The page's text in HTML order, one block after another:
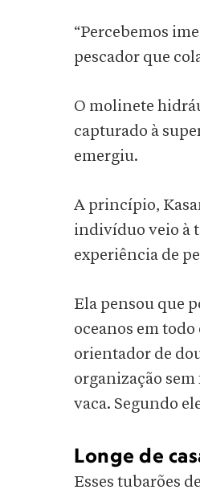
“Percebemos
pescador que
O molinete
capturado à
emergiu.
A princípio,
indivíduo veio à
experiência de
Ela pensou que
oceanos em
orientador de
organização
vaca. Segundo
Longe de
Esses tubarões